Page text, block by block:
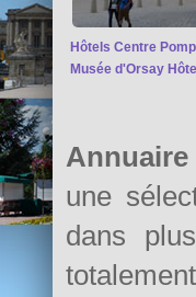
Hôtels Centre
Musée d'Orsay
Annuaire
une
dans